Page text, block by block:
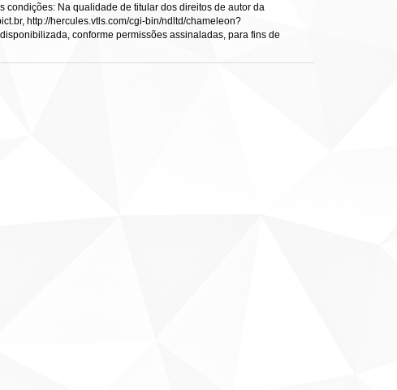
condições: Na qualidade de titular dos direitos de autor da
http://hercules.vtls.com/cgi-bin/ndltd/chameleon?
conforme permissões assinaladas, para fins de